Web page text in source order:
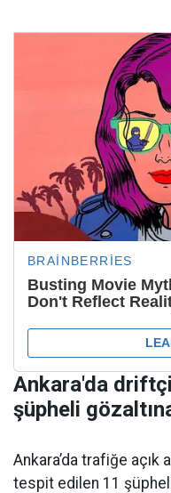
Ankara'da
şüpheli
Ankara’da trafiğe açık
tespit edilen 11 şüpheli